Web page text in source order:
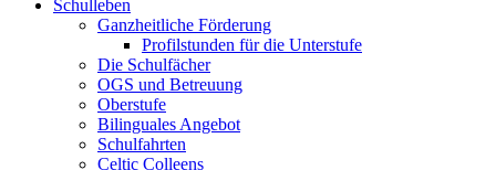
Schulleben
Ganzheitliche Förderung
Profilstunden für die Unterstufe
Die Schulfächer
OGS und Betreuung
Oberstufe
Bilinguales Angebot
Schulfahrten
Celtic Colleens